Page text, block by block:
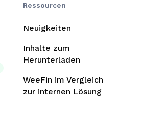
Ressourcen
Neuigkeiten
Inhalte zum
Herunterladen
WeeFin im Vergleich
zur internen Lösung